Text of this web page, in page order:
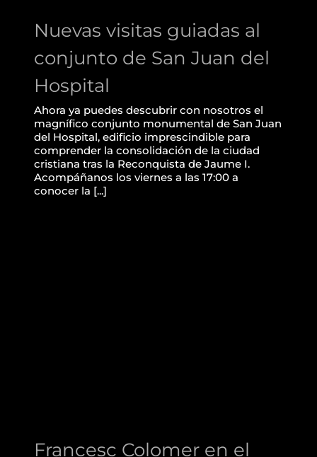
Nuevas visitas guiadas al
conjunto de San Juan del
Hospital
Ahora ya puedes descubrir con nosotros el
magnífico conjunto monumental de San Juan
del Hospital, edificio imprescindible para
comprender la consolidación de la ciudad
cristiana tras la Reconquista de Jaume I.
Acompáñanos los viernes a las 17:00 a
conocer la [...]
Francesc Colomer en el